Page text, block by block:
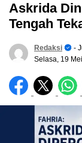
Askrida
Tengah
Redaksi
-
Selasa, 19